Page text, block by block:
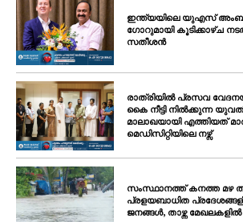
ഇന്ത്യയിലെ യുഎസ്
ഗോറുമായി കൂടിക്കാഴ്ച
സതീശൻ
രാത്രിയിൽ പ്രസവ
കൈ നീട്ടി നിൽക്കുന്ന
മാലാഖയായി എത്തിയത്
മെഡിസിറ്റിയിലെ നഴ്സ്
സംസ്ഥാനത്ത് കനത്ത മഴ
പ്രളയബാധിത
ജനങ്ങൾ, താഴ്ന്ന